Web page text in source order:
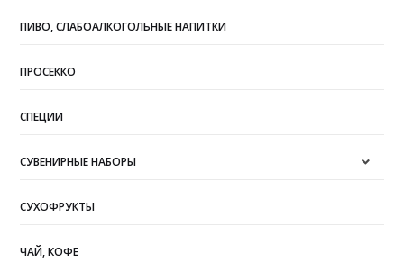
ПИВО, СЛАБОАЛКОГОЛЬНЫЕ НАПИТКИ
ПРОСЕККО
СПЕЦИИ
СУВЕНИРНЫЕ НАБОРЫ
СУХОФРУКТЫ
ЧАЙ, КОФЕ